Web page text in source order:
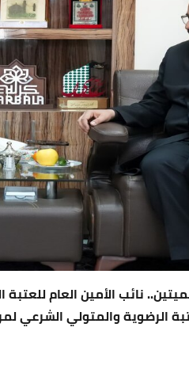
نائب الأمين العام
الرضوية والمتولي